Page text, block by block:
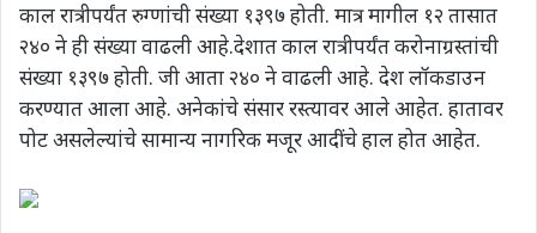
काल रात्रीपर्यंत रुग्णांची संख्या १३९७ होती. मात्र मागील १२ तासात
२४० ने ही संख्या वाढली आहे.देशात काल रात्रीपर्यंत करोनाग्रस्तांची
संख्या १३९७ होती. जी आता २४० ने वाढली आहे. देश लॉकडाउन
करण्यात आला आहे. अनेकांचे संसार रस्त्यावर आले आहेत. हातावर
पोट असलेल्यांचे सामान्य नागरिक मजूर आदींचे हाल होत आहेत.